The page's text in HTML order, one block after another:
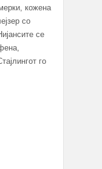
кожена
со
се
го